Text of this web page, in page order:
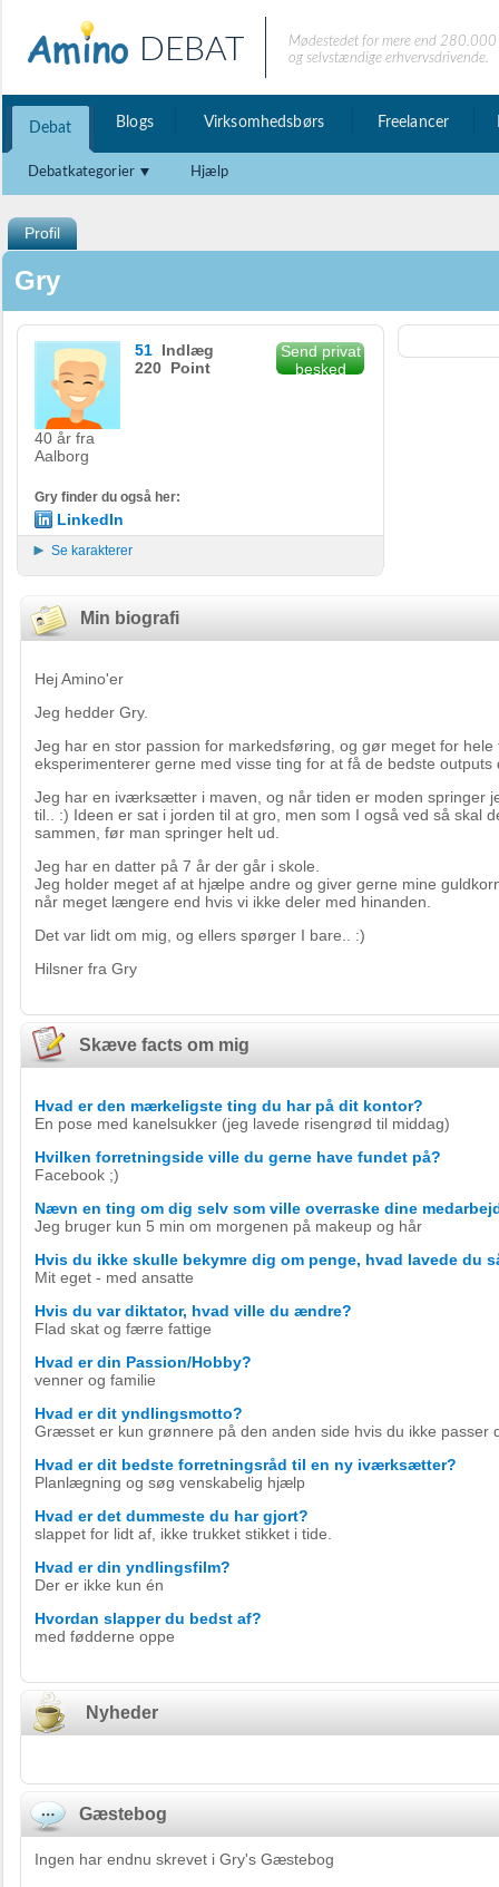
DEBAT
Mødestedet for mere end
og selvstændige erhvervsdrivende.
Debat Blogs Virksomhedsbørs Freelancer
Debatkategorier Hjælp
Profil
Gry
40 år fra
Aalborg
51 Indlæg
220 Point
Send privat
besked
Gry finder du også her:
LinkedIn
Se karakterer
Min biografi
Hej Amino'er
Jeg hedder Gry.
Jeg har en stor passion for markedsføring, og gør meget for
eksperimenterer gerne med visse ting for at få de bedste
Jeg har en iværksætter i maven, og når tiden er moden springer
til.. :) Ideen er sat i jorden til at gro, men som I også ved så skal
sammen, før man springer helt ud.
Jeg har en datter på 7 år der går i skole.
Jeg holder meget af at hjælpe andre og giver gerne mine
når meget længere end hvis vi ikke deler med hinanden.
Det var lidt om mig, og ellers spørger I bare.. :)
Hilsner fra Gry
Skæve facts om mig
Hvad er den mærkeligste ting du har på dit kontor?
En pose med kanelsukker (jeg lavede risengrød til middag)
Hvilken forretningside ville du gerne have fundet på?
Facebook ;)
Nævn en ting om dig selv som ville overraske dine
Jeg bruger kun 5 min om morgenen på makeup og hår
Hvis du ikke skulle bekymre dig om penge, hvad lavede du
Mit eget - med ansatte
Hvis du var diktator, hvad ville du ændre?
Flad skat og færre fattige
Hvad er din Passion/Hobby?
venner og familie
Hvad er dit yndlingsmotto?
Græsset er kun grønnere på den anden side hvis du ikke passer
Hvad er dit bedste forretningsråd til en ny iværksætter?
Planlægning og søg venskabelig hjælp
Hvad er det dummeste du har gjort?
slappet for lidt af, ikke trukket stikket i tide.
Hvad er din yndlingsfilm?
Der er ikke kun én
Hvordan slapper du bedst af?
med fødderne oppe
Nyheder
Gæstebog
Ingen har endnu skrevet i Gry's Gæstebog